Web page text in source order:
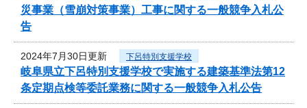
災事業（雪崩対策事業）工事に関する一般競争入札公
告
2024年7月30日更新 下呂特別支援学校
岐阜県立下呂特別支援学校で実施する建築基準法第12
条定期点検等委託業務に関する一般競争入札公告